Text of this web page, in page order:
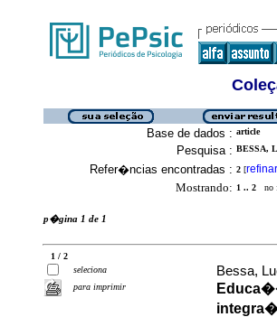
Base de dados : article
Pesquisa : BESSA,
Refer�ncias encontradas : 2 [refinar
Mostrando: 1 .. 2 no
p�gina 1 de 1
1 / 2
seleciona
para imprimir
Bessa,